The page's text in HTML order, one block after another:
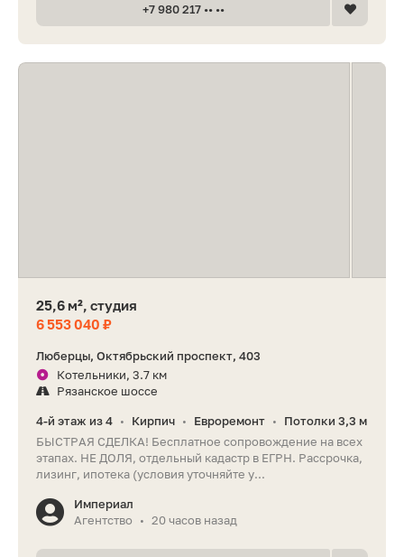
+7 980 217 •• ••
25,6 м², студия
6 553 040 ₽
Люберцы, Октябрьский проспект, 403
Котельники, 3.7 км
Рязанское шоссе
4-й этаж из 4 • Кирпич • Евроремонт •
Потолки 3,3 м
БЫСТРАЯ СДЕЛКА! Бесплатное сопровождение на всех
этапах. НЕ ДОЛЯ, отдельный кадастр в ЕГРН. Рассрочка,
лизинг, ипотека (условия уточняйте у...
Империал
Агентство
• 20 часов назад